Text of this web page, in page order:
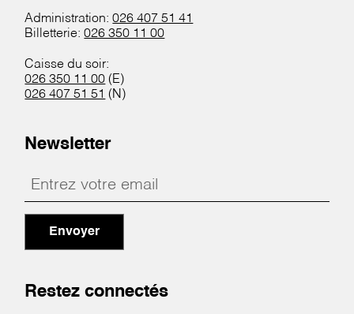
Administration:026 407 51 41
Billetterie:026 350 11 00
Caisse du soir:
026 350 11 00 (E)
026 407 51 51 (N)
Newsletter
Envoyer
Restez connectés